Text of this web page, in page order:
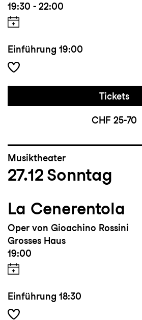
19:30 - 22:00
Einführung 19:00
Tickets
CHF 25-70
Musiktheater
27.12 Sonntag
La Cenerentola
Oper von Gioachino Rossini
Grosses Haus
19:00
Einführung 18:30